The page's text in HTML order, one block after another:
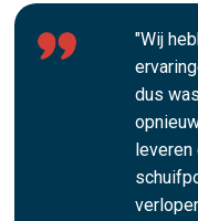
"Wij
dus
leveren